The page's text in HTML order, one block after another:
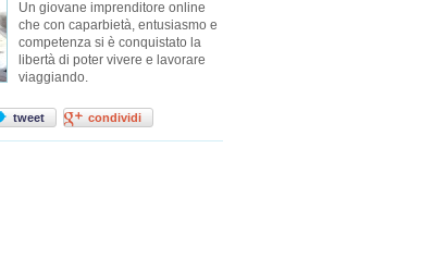
Un giovane imprenditore online
che con caparbietà, entusiasmo e
competenza si è conquistato la
libertà di poter vivere e lavorare
viaggiando.
tweet condividi